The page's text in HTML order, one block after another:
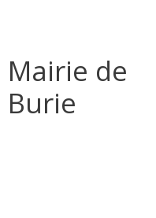
Mairie de
Burie